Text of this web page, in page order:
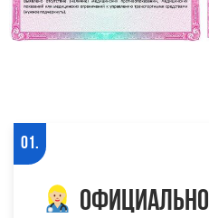
01.
Официально